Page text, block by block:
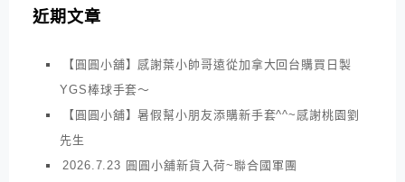
近期文章
【圓圓小舖】感謝葉小帥哥遠從加拿大回台購買日製
YGS棒球手套～
【圓圓小舖】暑假幫小朋友添購新手套^^~感謝桃園劉
先生
2026.7.23 圓圓小舖新貨入荷~聯合國軍團